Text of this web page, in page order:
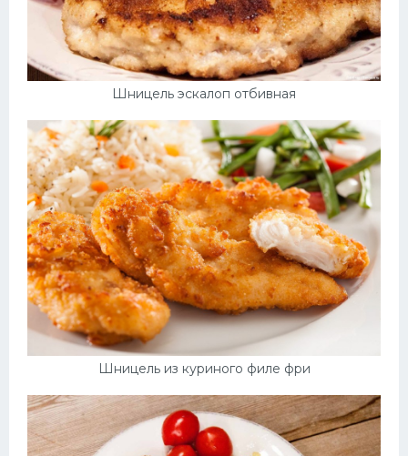
Шницель эскалоп отбивная
Шницель из куриного филе фри